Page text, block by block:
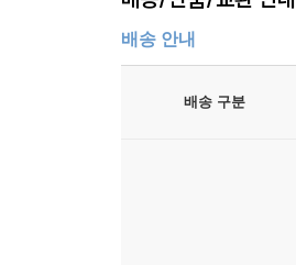
배송 안내
배송 구분